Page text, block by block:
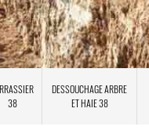
38
DESSOUCHAGE ARBRE
ET HAIE 38